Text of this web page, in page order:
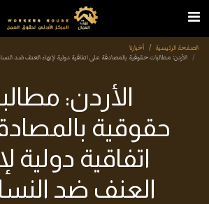
الصفحة الرئيسية
أخبارنا
الأردن: مطالبات حقوقية بالمصادقة على اتفاقية دولية لإنهاء العنف ضد
الأردن:
حقوقية
اتفاقية دولية
العنف ضد